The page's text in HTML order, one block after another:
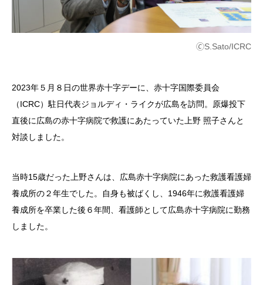
🄫S.Sato/ICRC
2023年５月８日の世界赤十字デーに、赤十字国際委員会
（ICRC）駐日代表ジョルディ・ライクが広島を訪問。原爆投下
直後に広島の赤十字病院で救護にあたっていた上野 照子さんと
対談しました。
当時15歳だった上野さんは、広島赤十字病院にあった救護看護婦
養成所の２年生でした。自身も被ばくし、1946年に救護看護婦
養成所を卒業した後６年間、看護師として広島赤十字病院に勤務
しました。